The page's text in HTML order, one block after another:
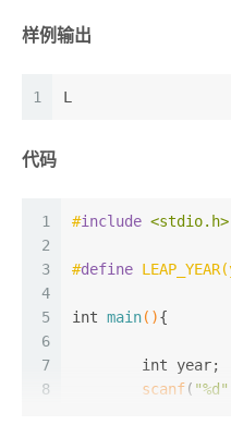
样例输出
1 L
代码
1
2
3
4
5
6
7
8
#include <stdio.h>
#define
int main(){
int year;
scanf( "%d"